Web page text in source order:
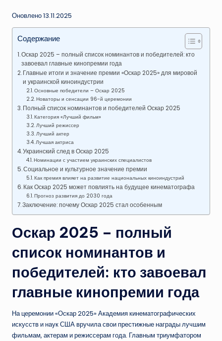
Оновлено 13.11.2025
Содержание
Оскар 2025 – полный список номинантов и победителей: кто
завоевал главные кинопремии года
Главные итоги и значение премии «Оскар 2025» для мировой
и украинской киноиндустрии
Основные победители – Оскар 2025
Новаторы и сенсации 96-й церемонии
Полный список номинантов и победителей Оскар 2025
Категория «Лучший фильм»
Лучший режиссер
Лучший актер
Лучшая актриса
Украинский след в Оскар 2025
Номинации с участием украинских специалистов
Социальное и культурное значение премии
Как премия влияет на развитие национальных киноиндустрий
Как Оскар 2025 может повлиять на будущее кинематографа
Прогноз развития до 2030 года
Заключение: почему Оскар 2025 стал особенным
Оскар 2025 – полный
список номинантов и
победителей: кто завоевал
главные кинопремии года
На церемонии «Оскар 2025» Академия кинематографических
искусств и наук США вручила свои престижные награды лучшим
фильмам, актерам и режиссерам года. Главным триумфатором